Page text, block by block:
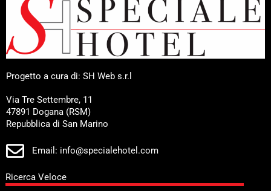
Progetto a cura di: SH Web s.r.l
Via Tre Settembre, 11
47891 Dogana (RSM)
Repubblica di San Marino
Email: info@specialehotel.com
Ricerca Veloce